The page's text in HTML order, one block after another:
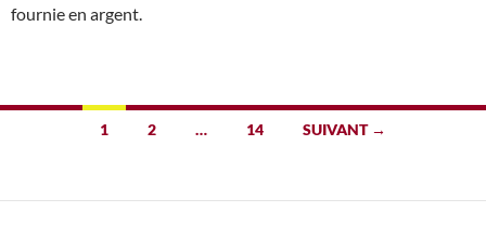
fournie en argent.
Navigation
articles
1 2 … 14 SUIVANT →